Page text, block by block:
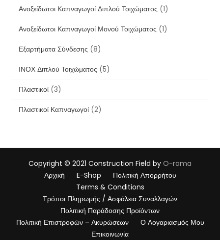
Ανοξείδωτοι Καπναγωγοί Διπλού Τοιχώματος (1)
Ανοξείδωτοι Καπναγωγοί Μονού Τοιχώματος (1)
Εξαρτήματα Σύνδεσης (8)
ΙΝΟΧ Διπλού Τοιχώματος (5)
Πλαστικοί (3)
Πλαστικοί Καπναγωγοί (2)
Copyright © 2021 Construction Field by O-rama
Αρχική
E-Shop
Πολιτική Απορρήτου
Terms & Conditions
Τρόποι Πληρωμής / Ασφάλεια Συναλλαγών
Πολιτική Παράδοσης Προϊόντων
Πολιτική Επιστροφών – Ακυρώσεων
Ο Λογαριασμός Μου
Επικοινωνία